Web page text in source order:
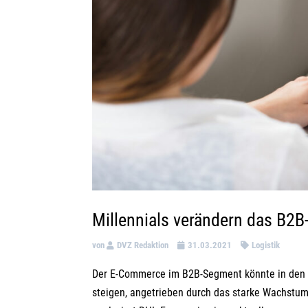
Millennials verändern das
von DVZ Redaktion 31.03.2021 Logistik
Der E-Commerce im B2B-Segment könnte in
steigen, angetrieben durch das starke